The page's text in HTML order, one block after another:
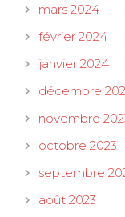
mars 2024
février 2024
janvier 2024
décembre
novembre
octobre 2023
septembre
août 2023